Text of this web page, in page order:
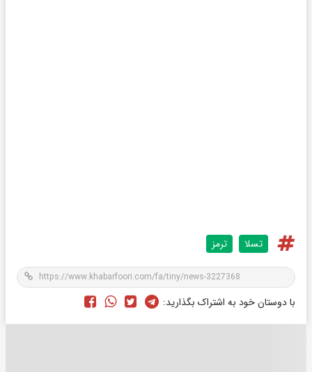
تسلا ترمز
با دوستان خود به اشتراک بگذارید: